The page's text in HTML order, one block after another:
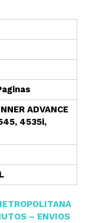
ADVANCE
4535i,
– ENVIOS